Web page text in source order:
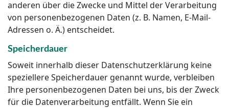
anderen über die Zwecke und Mittel der Verarbeitung
von personenbezogenen Daten (z. B. Namen, E-Mail-
Adressen o. Ä.) entscheidet.
Speicherdauer
Soweit innerhalb dieser Datenschutzerklärung keine
speziellere Speicherdauer genannt wurde, verbleiben
Ihre personenbezogenen Daten bei uns, bis der Zweck
für die Datenverarbeitung entfällt. Wenn Sie ein